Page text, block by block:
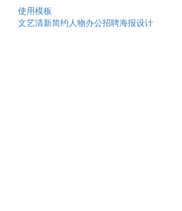
使用模板
文艺清新简约人物办公招聘海报设计